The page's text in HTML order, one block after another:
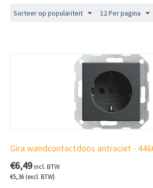
Sorteer op populariteit 12 Per pagina
Gira wandcontactdoos antraciet -
€6,49incl. BTW
€5,36(excl. BTW)